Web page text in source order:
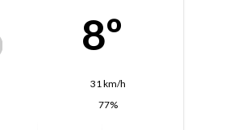
8º
31 km/h
77%